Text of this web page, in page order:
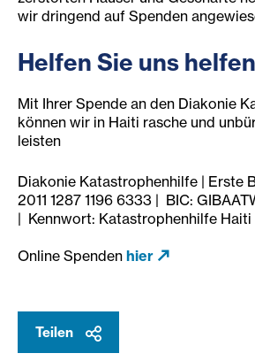
wir dringend auf Spenden
Helfen Sie uns helfen
Mit Ihrer Spende an den Diakonie
können wir in Haiti rasche und
leisten
Diakonie Katastrophenhilfe | Erste
2011 1287 1196 6333 | BIC:
| Kennwort: Katastrophenhilfe Haiti
Online Spenden hier
Teilen